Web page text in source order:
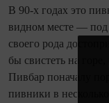
В 90-х годах это
видном месте — под
своего рода
бы свистеть на
Пивбар поначалу
пивники в